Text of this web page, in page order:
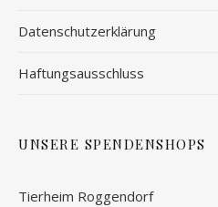
Datenschutzerklärung
Haftungsausschluss
UNSERE SPENDENSHOPS
Tierheim Roggendorf